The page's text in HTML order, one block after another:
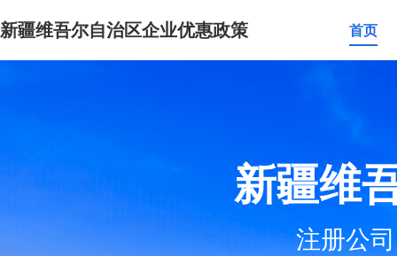
新疆维吾尔自治区企业优惠政策 首页
新疆维
注册公